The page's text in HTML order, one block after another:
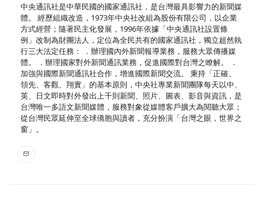
中央通訊社是中華民國的國家通訊社，是台灣最具影響力的新聞媒
體。 經歷組織改造，1973年中央社改組為股份有限公司，以企業
方式經營；隨著民主化發展，1996年依據「中央通訊社設置條
例」改制為財團法人，定位為全民共有的國家通訊社，獨立超然執
行三大法定任務： ．辦理國內外新聞報導業務，服務大眾傳播媒
體。 ．辦理國家對外新聞通訊業務，促進國際對台灣之瞭解。 ．
加強與國際新聞通訊社合作，增進國際新聞交流。 秉持「正確、
領先、客觀、翔實」的基本原則，中央社專業新聞團隊每天以中、
英、日文即時對外發出上千則新聞、照片、圖表、影音與資訊，是
台灣唯一多語文新聞媒體，服務對象從媒體客戶擴大為閱聽大眾；
從台灣民眾延伸至全球僑胞與讀者，充分扮演「台灣之眼，世界之
窗」。